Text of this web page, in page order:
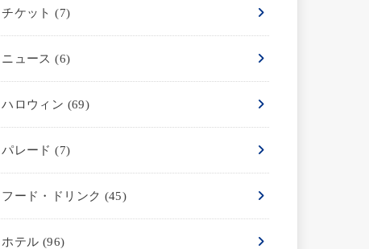
チケット(7)
ニュース(6)
ハロウィン (69)
パレード(7)
フード・ドリンク (45)
ホテル (96)